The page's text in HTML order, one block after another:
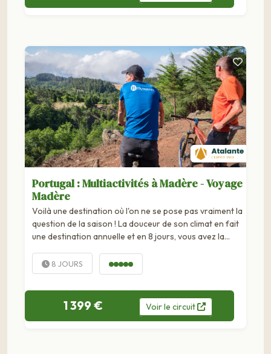
Portugal : Multiactivités à Madère - Voyage
Madère
Voilà une destination où l'on ne se pose pas vraiment la
question de la saison ! La douceur de son climat en fait
une destination annuelle et en 8 jours, vous avez la
8 JOURS
1 399 € Voirle circuit